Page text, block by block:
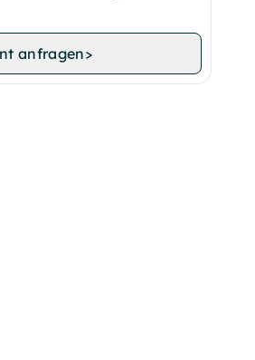
anfragen>